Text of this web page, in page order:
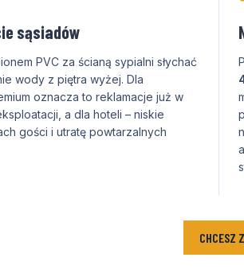
sąsiadów
PVC za ścianą sypialni słychać
wody z piętra wyżej. Dla
oznacza to reklamacje już w
a dla hoteli – niskie
gości i utratę powtarzalnych
CHCESZ